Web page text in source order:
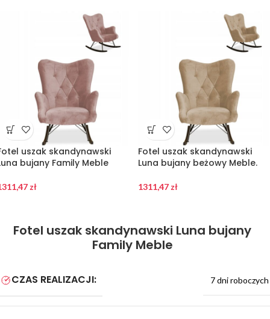
uszak skandynawski
bujany Family Meble
zł
Fotel uszak skandynawski
Luna bujany beżowy Meble.
1311,47 zł
Fotel uszak skandynawski Luna bujany
Family Meble
CZAS REALIZACJI: 7 dni roboczych